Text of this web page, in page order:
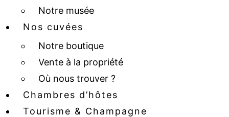
Notre musée
Nos cuvées
Notre boutique
Vente à la propriété
Où nous trouver ?
Chambres d’hôtes
Tourisme & Champagne